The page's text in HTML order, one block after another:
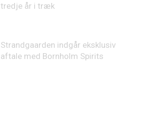
tredje år i træk
Strandgaarden indgår eksklusiv
aftale med Bornholm Spirits